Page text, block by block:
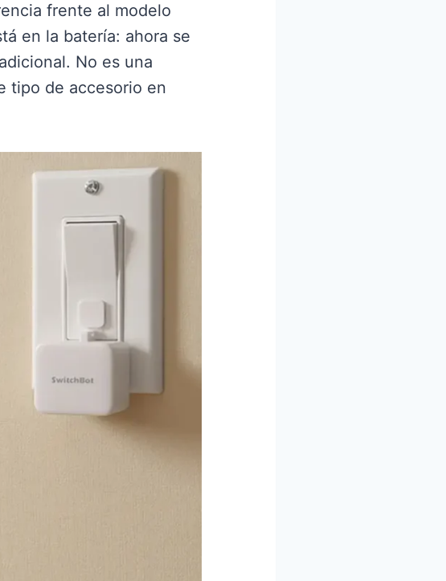
frente al modelo
en la batería: ahora se
No es una
tipo de accesorio en